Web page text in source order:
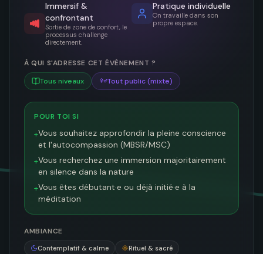
Immersif &
confrontant
Sortie de zone de confort, le
processus challenge
directement.
Pratique individuelle
On travaille dans son
propre espace.
À QUI S'ADRESSE CET ÉVÈNEMENT ?
Tous niveaux
Tout public (mixte)
POUR TOI SI
+Vous souhaitez approfondir la pleine conscience
et l'autocompassion (MBSR/MSC)
+Vous recherchez une immersion majoritairement
en silence dans la nature
+Vous êtes débutant·e ou déjà initié·e à la
méditation
AMBIANCE
Contemplatif & calme
Rituel & sacré